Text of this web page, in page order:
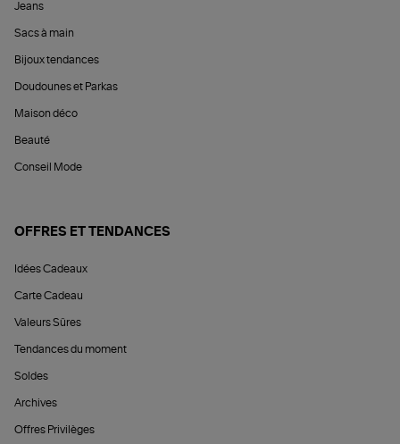
Jeans
Sacs à main
Bijoux tendances
Doudounes et Parkas
Maison déco
Beauté
Conseil Mode
OFFRES ET TENDANCES
Idées Cadeaux
Carte Cadeau
Valeurs Sûres
Tendances du moment
Soldes
Archives
Offres Privilèges